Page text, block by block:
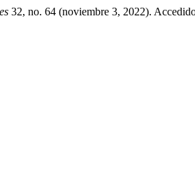
32, no. 64 (noviembre 3, 2022).